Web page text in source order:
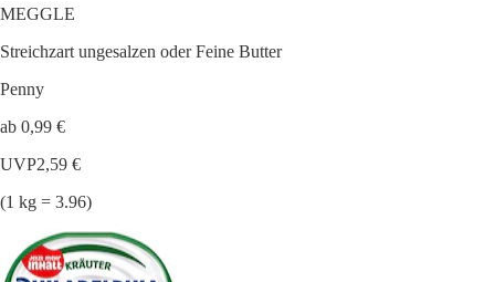
MEGGLE
Streichzart ungesalzen oder Feine Butter
Penny
ab 0,99 €
UVP2,59 €
(1 kg = 3.96)